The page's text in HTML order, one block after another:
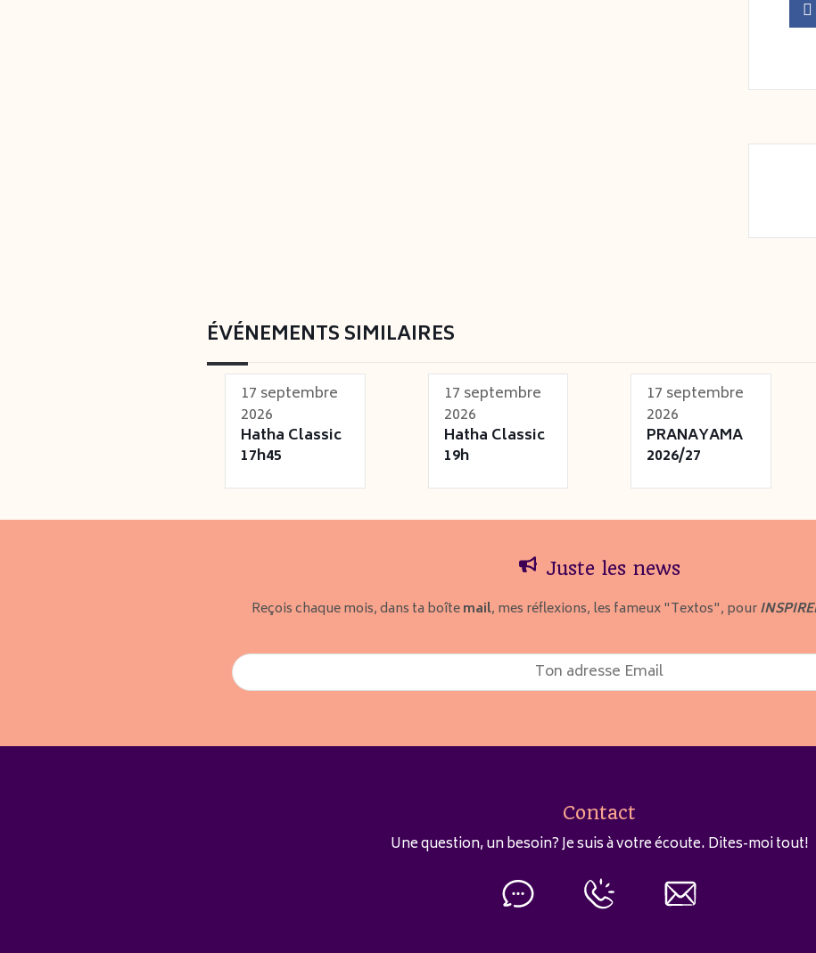
ÉVÉNEMENTS SIMILAIRES
17 septembre
2026
Hatha Classic
17h45
17 septembre
2026
Hatha Classic
19h
17 septembre
2026
PRANAYAMA
2026/27
Juste les news
Reçois chaque mois, dans ta boîtemail, mes réflexions, les fameux "Textos", pour
Contact
Une question, un besoin? Je suis à votre écoute. Dites-moi tout!